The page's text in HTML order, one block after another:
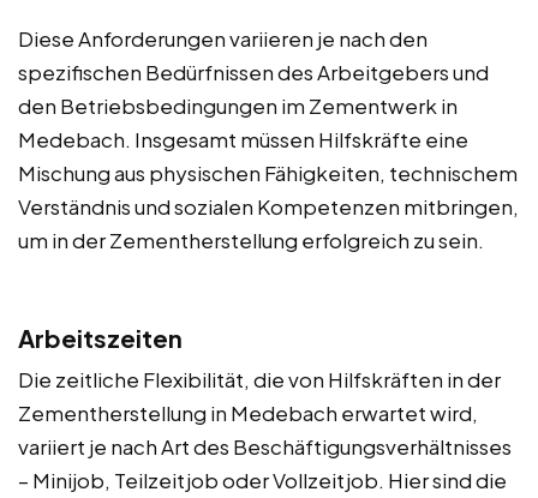
Diese Anforderungen variieren je nach den
spezifischen Bedürfnissen des Arbeitgebers und
den Betriebsbedingungen im Zementwerk in
Medebach. Insgesamt müssen Hilfskräfte eine
Mischung aus physischen Fähigkeiten, technischem
Verständnis und sozialen Kompetenzen mitbringen,
um in der Zementherstellung erfolgreich zu sein.
Arbeitszeiten
Die zeitliche Flexibilität, die von Hilfskräften in der
Zementherstellung in Medebach erwartet wird,
variiert je nach Art des Beschäftigungsverhältnisses
– Minijob, Teilzeitjob oder Vollzeitjob. Hier sind die